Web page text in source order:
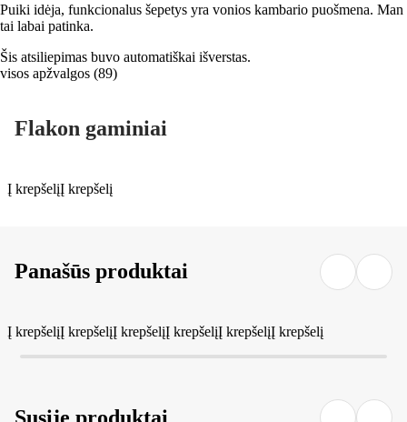
Puiki idėja, funkcionalus šepetys yra vonios kambario puošmena. Man
tai labai patinka.
Šis atsiliepimas buvo automatiškai išverstas.
visos apžvalgos (89)
Flakon gaminiai
Į krepšelįĮ krepšelį
Panašūs produktai
Į krepšelįĮ krepšelįĮ krepšelįĮ krepšelįĮ krepšelįĮ krepšelį